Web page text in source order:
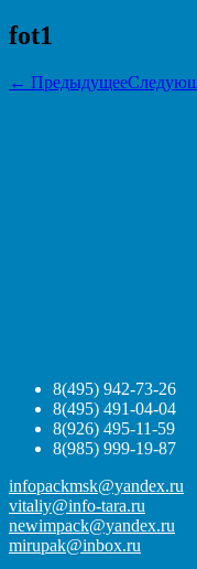
fot1
← Предыдущее
8(495) 942-73-26
8(495) 491-04-04
8(926) 495-11-59
8(985) 999-19-87
infopackmsk@yandex.ru
vitaliy@info-tara.ru
newimpack@yandex.ru
mirupak@inbox.ru